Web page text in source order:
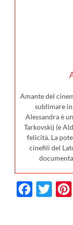
Amante del
sublimare
Alessandra è
Tarkovskij (e
felicità. La
cinefili del